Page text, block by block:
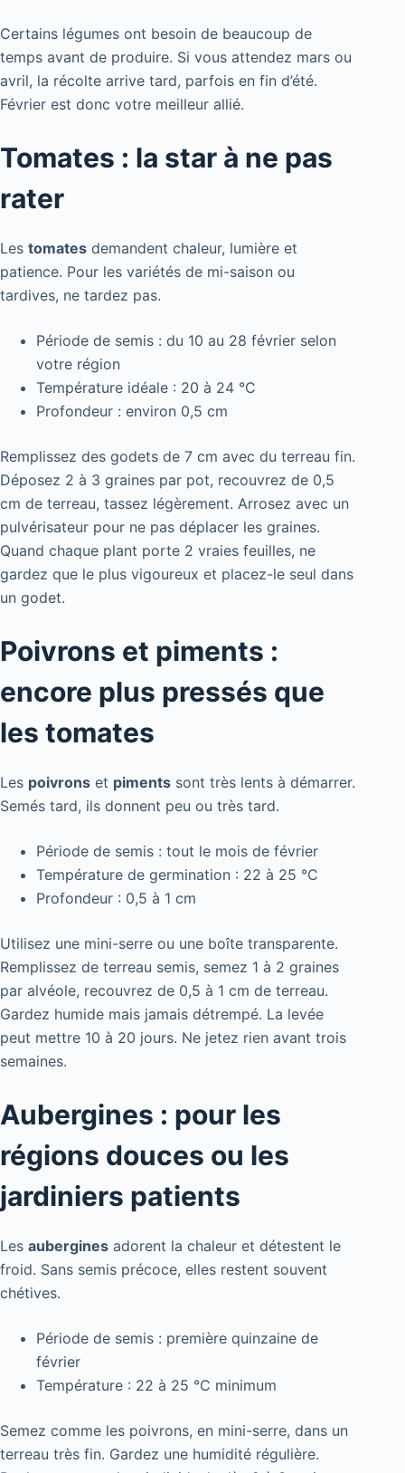
Certains légumes ont besoin de beaucoup de
temps avant de produire. Si vous attendez mars ou
avril, la récolte arrive tard, parfois en fin d’été.
Février est donc votre meilleur allié.
Tomates : la star à ne pas
rater
Les tomates demandent chaleur, lumière et
patience. Pour les variétés de mi-saison ou
tardives, ne tardez pas.
Période de semis : du 10 au 28 février selon
votre région
Température idéale : 20 à 24 °C
Profondeur : environ 0,5 cm
Remplissez des godets de 7 cm avec du terreau fin.
Déposez 2 à 3 graines par pot, recouvrez de 0,5
cm de terreau, tassez légèrement. Arrosez avec un
pulvérisateur pour ne pas déplacer les graines.
Quand chaque plant porte 2 vraies feuilles, ne
gardez que le plus vigoureux et placez-le seul dans
un godet.
Poivrons et piments :
encore plus pressés que
les tomates
Les poivrons et piments sont très lents à démarrer.
Semés tard, ils donnent peu ou très tard.
Période de semis : tout le mois de février
Température de germination : 22 à 25 °C
Profondeur : 0,5 à 1 cm
Utilisez une mini-serre ou une boîte transparente.
Remplissez de terreau semis, semez 1 à 2 graines
par alvéole, recouvrez de 0,5 à 1 cm de terreau.
Gardez humide mais jamais détrempé. La levée
peut mettre 10 à 20 jours. Ne jetez rien avant trois
semaines.
Aubergines : pour les
régions douces ou les
jardiniers patients
Les aubergines adorent la chaleur et détestent le
froid. Sans semis précoce, elles restent souvent
chétives.
Période de semis : première quinzaine de
février
Température : 22 à 25 °C minimum
Semez comme les poivrons, en mini-serre, dans un
terreau très fin. Gardez une humidité régulière.